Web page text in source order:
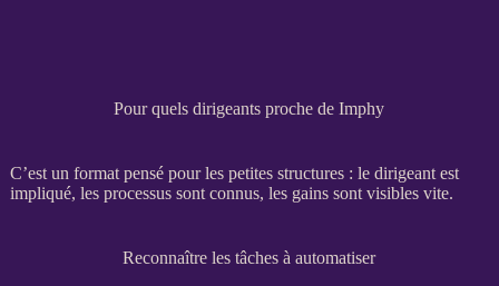
Pour quels dirigeants proche de Imphy
C’est un format pensé pour les petites structures : le dirigeant est
impliqué, les processussont connus, les gains sont visibles vite.
Reconnaître les tâches à automatiser